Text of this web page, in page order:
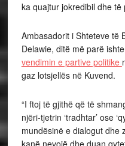
ka quajtur jokredibil dhe të
Ambasadorit i Shteteve të
Delawie, ditë më parë
vendimin e partive politike
gaz lotsjellës në Kuvend.
“I ftoj të gjithë që të
njëri-tjetrin ‘tradhtar’ ose
mundësinë e dialogut dhe
kanë nevojë dhe duan